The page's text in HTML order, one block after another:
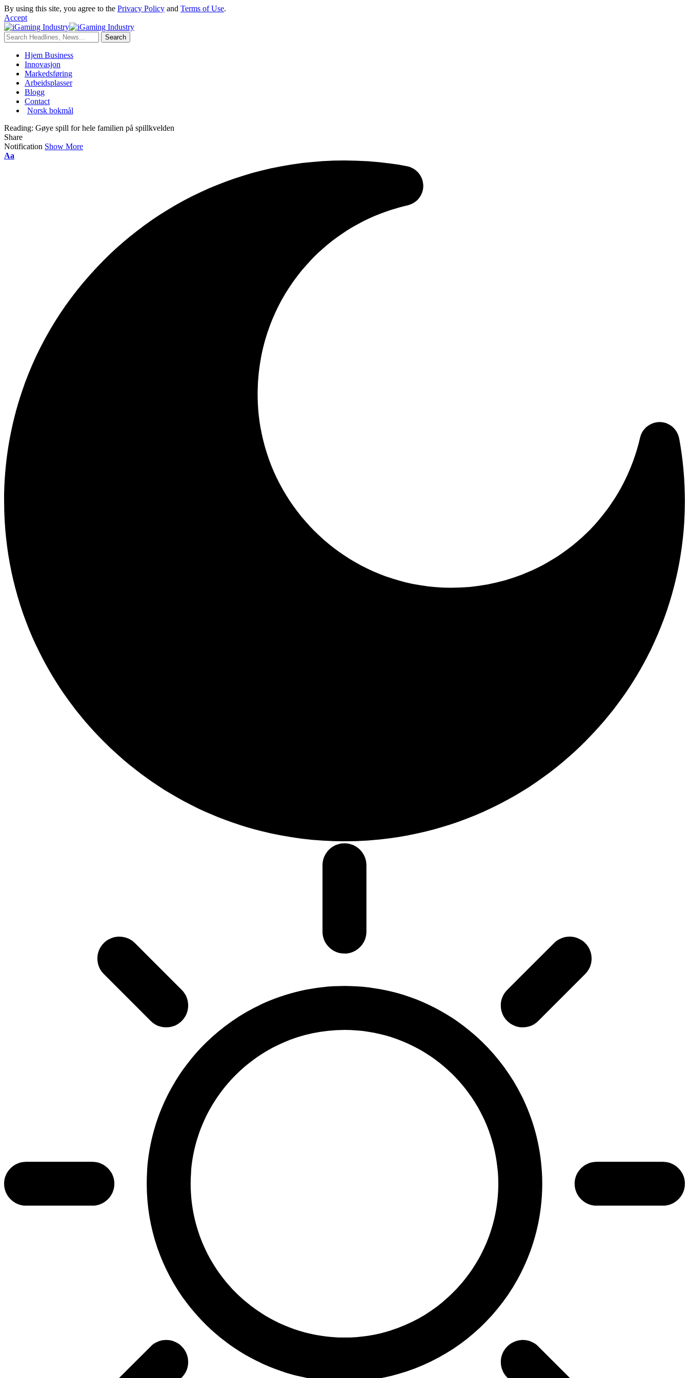
By using this site, you agree to the Privacy Policy and Terms of Use.
Accept
Hjem Business
Innovasjon
Markedsføring
Arbeidsplasser
Blogg
Contact
Norsk bokmål
Reading: Gøye spill for hele familien på spillkvelden
Share
Notification Show More
Aa